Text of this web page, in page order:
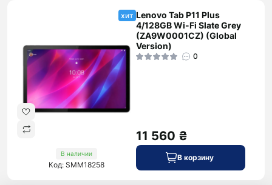
хит
В наличии
Код: SMM18258
Lenovo Tab P11 Plus
4/128GB Wi-Fi Slate Grey
(ZA9W0001CZ) (Global
Version)
0
11 560 ₴
В корзину